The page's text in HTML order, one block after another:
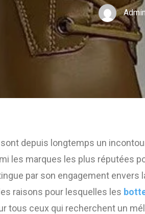
Admin
depuis longtemps un
les marques les plus réputées
par son engagement envers
raisons pour lesquelles les
tous ceux qui recherchent un